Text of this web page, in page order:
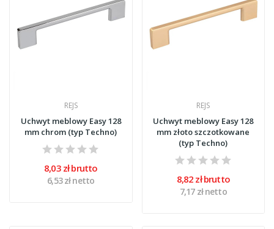
REJS
Uchwyt meblowy Easy 128
mm chrom (typ Techno)
8,03 zł brutto
6,53 zł netto
REJS
Uchwyt meblowy Easy 128
mm złoto szczotkowane
(typ Techno)
8,82 zł brutto
7,17 zł netto